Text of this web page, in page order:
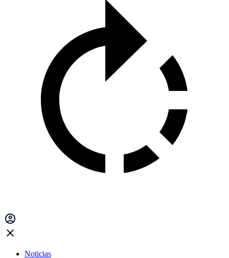
Noticias